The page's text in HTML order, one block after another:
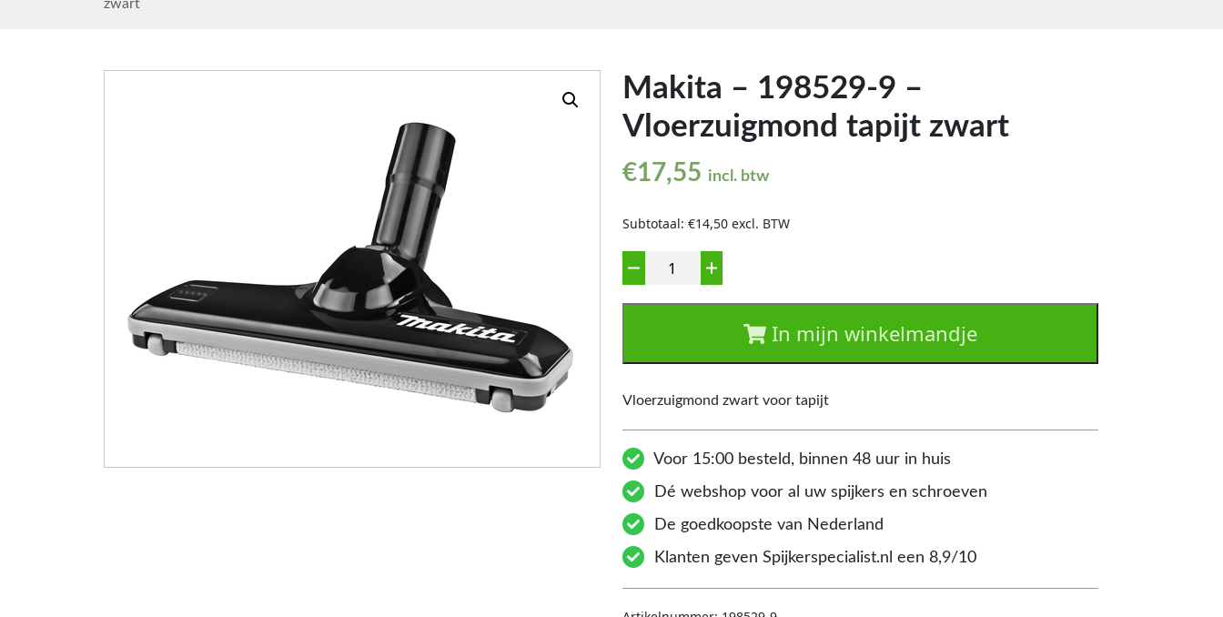
zwart
Makita – 198529-9 –
Vloerzuigmond tapijt zwart
€17,55 incl. btw
Subtotaal: €14,50 excl. BTW
Aantal
In mijn winkelmandje
Vloerzuigmond zwart voor tapijt
Voor 15:00 besteld, binnen 48 uur in huis
Dé webshop voor al uw spijkers en schroeven
De goedkoopste van Nederland
Klanten geven Spijkerspecialist.nl een 8,9/10